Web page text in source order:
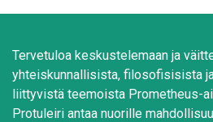
Tervetuloa keskustelemaan ja
yhteiskunnallisista, filosofisisista
liittyvistä teemoista Prometheus-
Protuleiri antaa nuorille